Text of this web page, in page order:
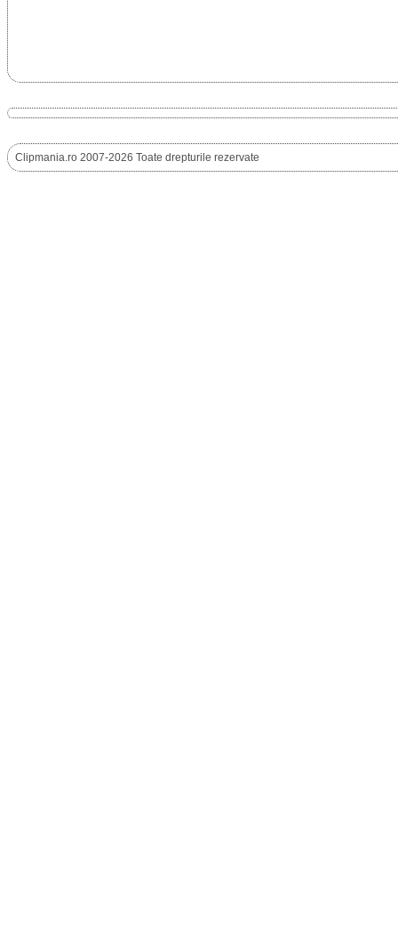
Clipmania.ro 2007-2026 Toate drepturile rezervate